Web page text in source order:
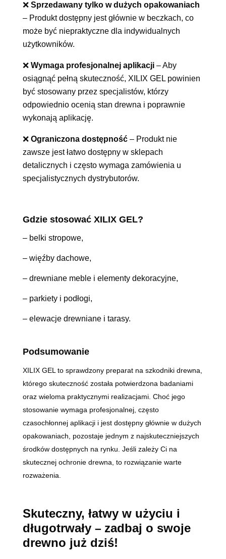
❌ Sprzedawany tylko w dużych opakowaniach
– Produkt dostępny jest głównie w beczkach, co
może być niepraktyczne dla indywidualnych
użytkowników.
❌ Wymaga profesjonalnej aplikacji– Aby
osiągnąć pełną skuteczność, XILIX GEL powinien
być stosowany przez specjalistów, którzy
odpowiednio ocenią stan drewna i poprawnie
wykonają aplikację.
❌ Ograniczona dostępność– Produkt nie
zawsze jest łatwo dostępny w sklepach
detalicznych i często wymaga zamówienia u
specjalistycznych dystrybutorów.
Gdzie stosować XILIX GEL?
– belki stropowe,
– więźby dachowe,
– drewniane meble i elementy dekoracyjne,
– parkiety i podłogi,
– elewacje drewniane i tarasy.
Podsumowanie
XILIX GEL to sprawdzony preparat na szkodniki drewna,
którego skuteczność została potwierdzona badaniami
oraz wieloma praktycznymi realizacjami. Choć jego
stosowanie wymaga profesjonalnej, często
czasochłonnej aplikacji i jest dostępny głównie w dużych
opakowaniach, pozostaje jednym z najskuteczniejszych
środków dostępnych na rynku. Jeśli zależy Ci na
skutecznej ochronie drewna, to rozwiązanie warte
rozważenia.
Skuteczny, łatwy w użyciu i
długotrwały – zadbaj o swoje
drewno już dziś!